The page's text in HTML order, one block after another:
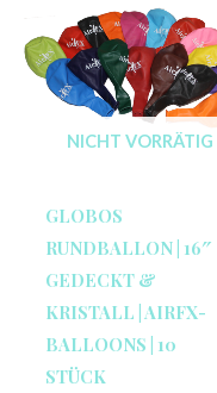
NICHT VORRÄTIG
GLOBOS
RUNDBALLON | 16″
GEDECKT &
KRISTALL | AIRFX-
BALLOONS | 10
STÜCK